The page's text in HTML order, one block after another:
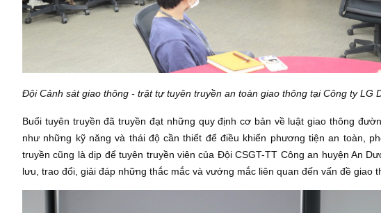
Đội Cảnh sát giao thông - trật tự tuyên truyền an toàn giao thông tại Công ty LG
Buổi tuyên truyền đã truyền đạt những quy định cơ bản về luật giao thông
như những kỹ năng và thái độ cần thiết để điều khiển phương tiện an toàn,
truyền cũng là dịp để tuyên truyền viên của Đội CSGT-TT Công an huyện An
lưu, trao đổi, giải đáp những thắc mắc và vướng mắc liên quan đến vấn đề giao